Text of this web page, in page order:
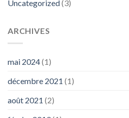
Uncategorized(3)
ARCHIVES
mai 2024(1)
décembre 2021 (1)
août 2021 (2)